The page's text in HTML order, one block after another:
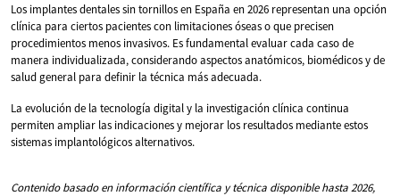
Los implantes dentales sin tornillos en España en 2026 representan una opción
clínica para ciertos pacientes con limitaciones óseas o que precisen
procedimientos menos invasivos. Es fundamental evaluar cada caso de
manera individualizada, considerando aspectos anatómicos, biomédicos y de
salud general para definir la técnica más adecuada.
La evolución de la tecnología digital y la investigación clínica continua
permiten ampliar las indicaciones y mejorar los resultados mediante estos
sistemas implantológicos alternativos.
Contenido basado en información científica y técnica disponible hasta 2026,